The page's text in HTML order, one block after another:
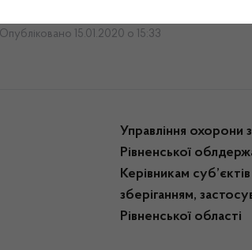
Опубліковано 15.01.2020 о 15:33
Управління охорони
Рівненської
Керівникам
зберіганням,
Рівненської області